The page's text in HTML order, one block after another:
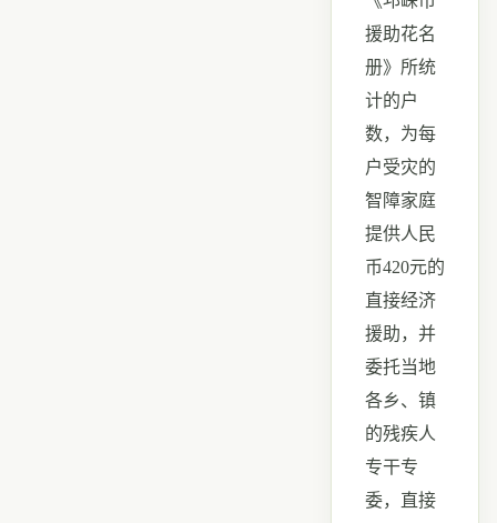
援助花名
册》所统
计的户
数，为每
户受灾的
智障家庭
提供人民
币420元的
直接经济
援助，并
委托当地
各乡、镇
的残疾人
专干专
委，直接